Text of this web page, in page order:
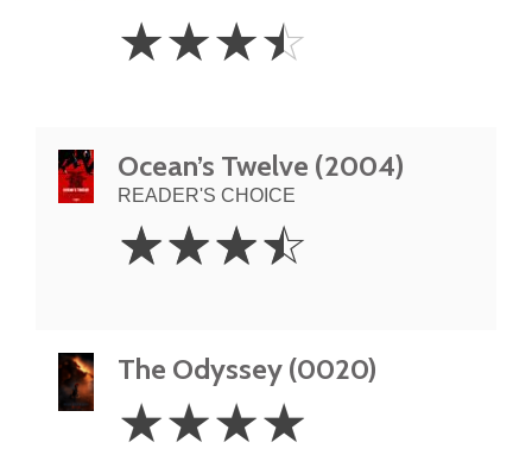
3.5
Stars
☆☆☆☆
Ocean’s Twelve (2004)
READER'S CHOICE
3.5
Stars
☆☆☆☆
The Odyssey (0020)
Stars
☆☆☆☆